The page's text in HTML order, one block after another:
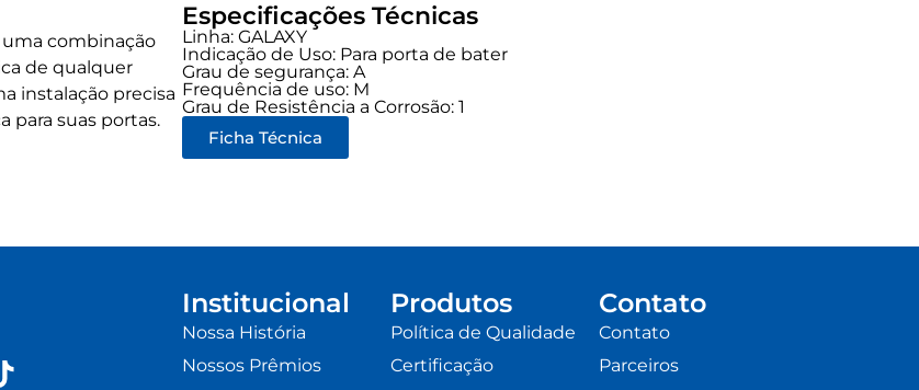
uma combinação
de qualquer
instalação precisa
para suas portas.
Especificações Técnicas
Linha: GALAXY
Indicação de Uso: Para porta de bater
Grau de segurança: A
Frequência de uso: M
Grau de Resistência a Corrosão: 1
Ficha Técnica
Institucional
Nossa História
Nossos Prêmios
Produtos
Política de Qualidade
Certificação
Contato
Contato
Parceiros